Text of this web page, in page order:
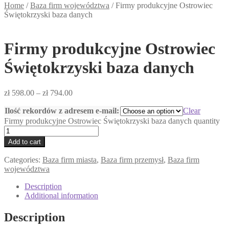
Home /Baza firm województwa /Firmy produkcyjne Ostrowiec
Świętokrzyski baza danych
Firmy produkcyjne Ostrowiec
Świętokrzyski baza danych
zł598.00 – zł794.00
Ilość rekordów z adresem e-mail:
Clear
Firmy produkcyjne Ostrowiec Świętokrzyski baza danych quantity
Add to cart
Categories: Baza firm miasta, Baza firm przemysł, Baza firm
województwa
Description
Additional information
Description